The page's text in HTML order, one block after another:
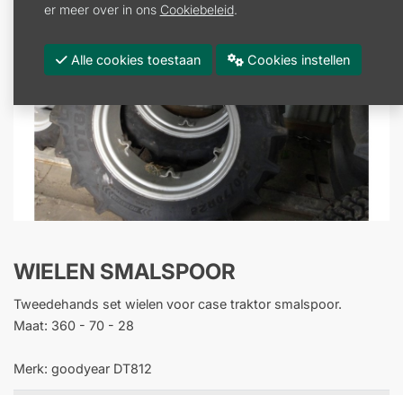
WIELEN SMALSPOOR
Tweedehands set wielen voor case traktor smalspoor.
Maat: 360 - 70 - 28
Merk: goodyear DT812
er meer over in ons Cookiebeleid.
Alle cookies toestaan Cookies instellen